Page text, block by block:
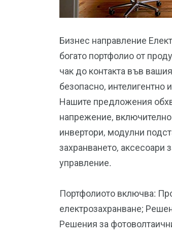
Бизнес направление
богато портфолио от
чак до контакта във
безопаснo, интелигентнo
Нашите предложения
напрежение,
инвертори, модулни
захранването, аксесоари
управление.
Портфолиото включва:
електрозахранване;
Решения за